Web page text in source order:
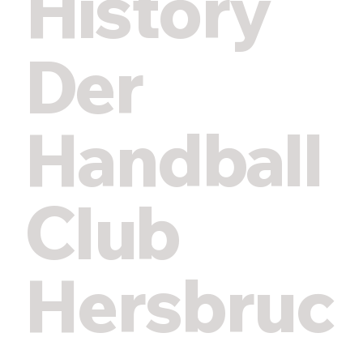
Der
Handball
Club
Hersbruc